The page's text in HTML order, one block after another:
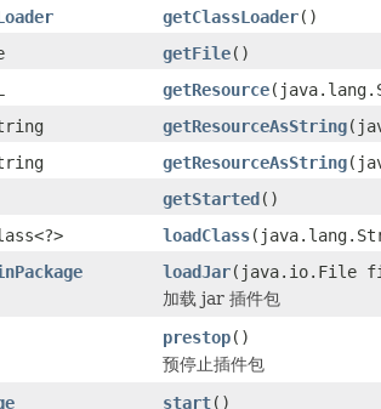
getClassLoader()
getFile()
getResource
getResourceAsString
getResourceAsString
getStarted()
loadClass
loadJar(java.io.File
加载 jar 插件包
prestop()
预停止插件包
start()